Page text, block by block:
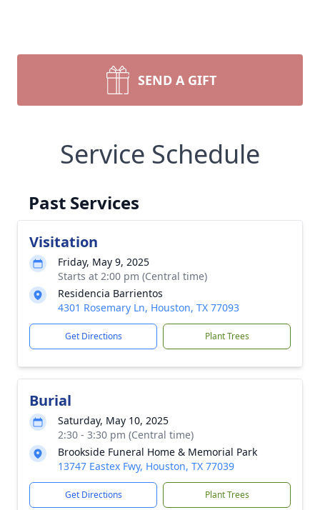
SEND A GIFT
Service Schedule
Past Services
Visitation
Friday, May 9, 2025
Starts at 2:00 pm (Central time)
Residencia Barrientos
4301 Rosemary Ln, Houston, TX 77093
Get Directions Plant Trees
Burial
Saturday, May 10, 2025
2:30 - 3:30 pm (Central time)
Brookside Funeral Home & Memorial Park
13747 Eastex Fwy, Houston, TX 77039
Get Directions Plant Trees